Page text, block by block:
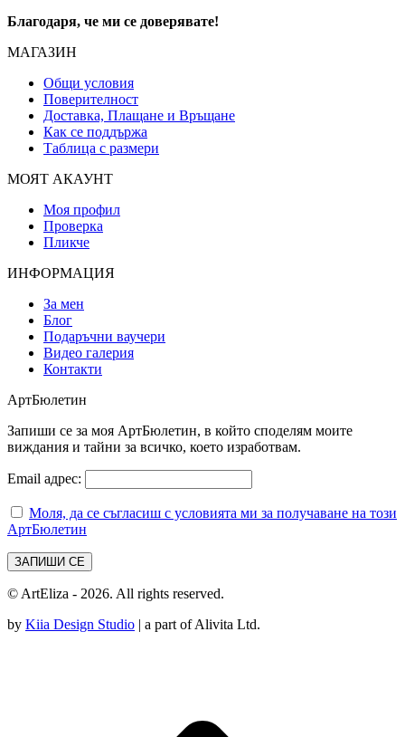
Благодаря, че ми се доверявате!
МАГАЗИН
Общи условия
Поверителност
Доставка, Плащане и Връщане
Как се поддържа
Таблица с размери
МОЯТ АКАУНТ
Моя профил
Проверка
Пликче
ИНФОРМАЦИЯ
За мен
Блог
Подаръчни ваучери
Видео галерия
Контакти
АртБюлетин
Запиши се за моя АртБюлетин, в който споделям моите
виждания и тайни за всичко, което изработвам.
Email адрес:
Моля, да се съгласиш с условията ми за получаване на този
АртБюлетин
© ArtEliza - 2026. All rights reserved.
by Kiia Design Studio | a part of Alivita Ltd.